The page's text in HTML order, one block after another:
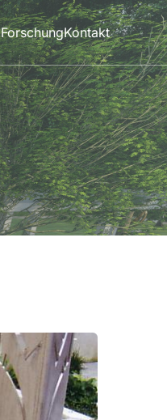
ForschungKontakt